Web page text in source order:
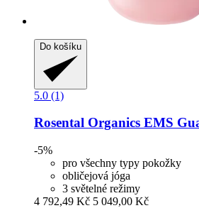
Do košíku
5.0 (1)
Rosental Organics EMS
-5%
pro všechny typy pokožky
obličejová jóga
3 světelné režimy
4 792,49 Kč 5 049,00 Kč